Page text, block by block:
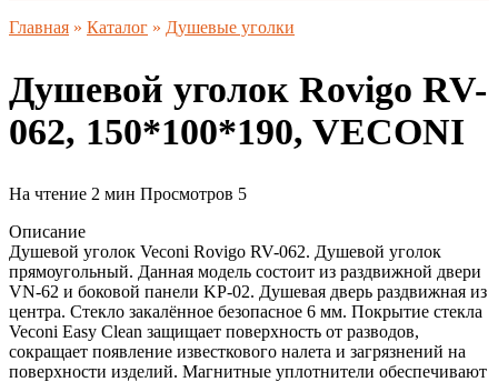
Главная » Каталог » Душевые уголки
Душевой уголок Rovigo RV-
062, 150*100*190, VECONI
На чтение 2 мин Просмотров 5
Описание
Душевой уголок Veconi Rovigo RV-062. Душевой уголок
прямоугольный. Данная модель состоит из раздвижной двери
VN-62 и боковой панели KP-02. Душевая дверь раздвижная из
центра. Стекло закалённое безопасное 6 мм. Покрытие стекла
Veconi Easy Clean защищает поверхность от разводов,
сокращает появление известкового налета и загрязнений на
поверхности изделий. Магнитные уплотнители обеспечивают